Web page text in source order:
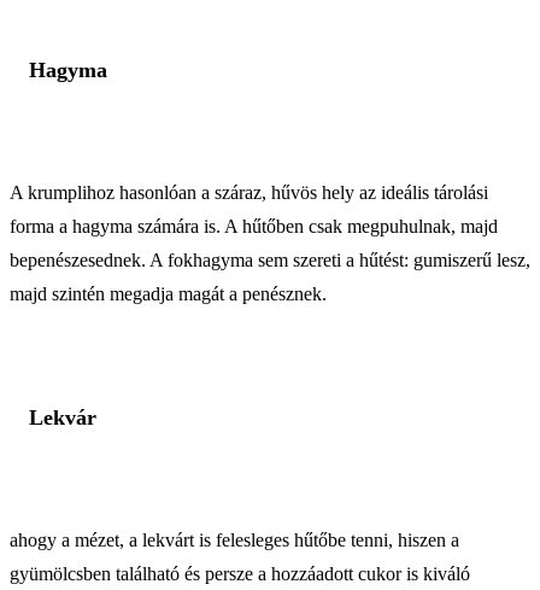
Hagyma
A krumplihoz hasonlóan a száraz, hűvös hely az ideális tárolási
forma a hagyma számára is. A hűtőben csak megpuhulnak, majd
bepenészesednek. A fokhagyma sem szereti a hűtést: gumiszerű lesz,
majd szintén megadja magát a penésznek.
Lekvár
ahogy a mézet, a lekvárt is felesleges hűtőbe tenni, hiszen a
gyümölcsben található és persze a hozzáadott cukor is kiváló